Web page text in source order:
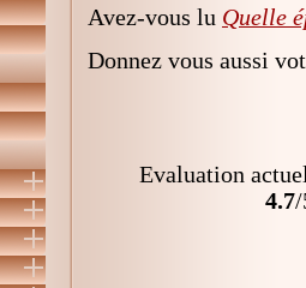
Avez-vous lu Quelle
Donnez vous aussi
Evaluation
4.7/